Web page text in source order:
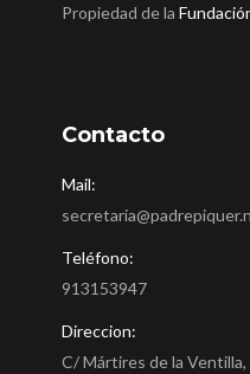
Propiedad de la
Contacto
Mail:
Teléfono:
913153947
Direccion:
C/ Mártires de la